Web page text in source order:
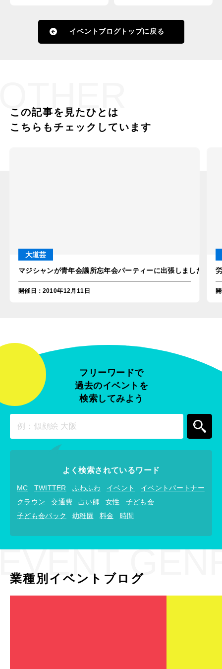
イベントブログトップに戻る
この記事を見たひとは
こちらもチェックしています
大道芸
マジシャンが青年会議所忘年会パーティーに出張しました！in
開催日 ：2010年12月11日
フリーワードで
過去のイベントを
検索してみよう
よく検索されているワード
MC TWITTER ふわふわ イベント
イベントパートナー
クラウン
交通費 占い師 女性
子ども会
子ども会パック
幼稚園 料金 時間
業種別イベントブログ